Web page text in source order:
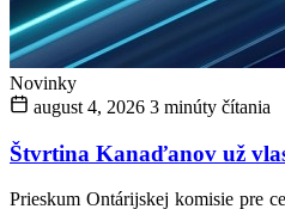
Novinky
august 4, 2026 3 minúty čítania
Štvrtina Kanaďanov už
Prieskum Ontárijskej komisie pre